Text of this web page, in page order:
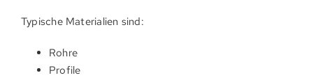
Typische Materialien sind:
Rohre
Profile